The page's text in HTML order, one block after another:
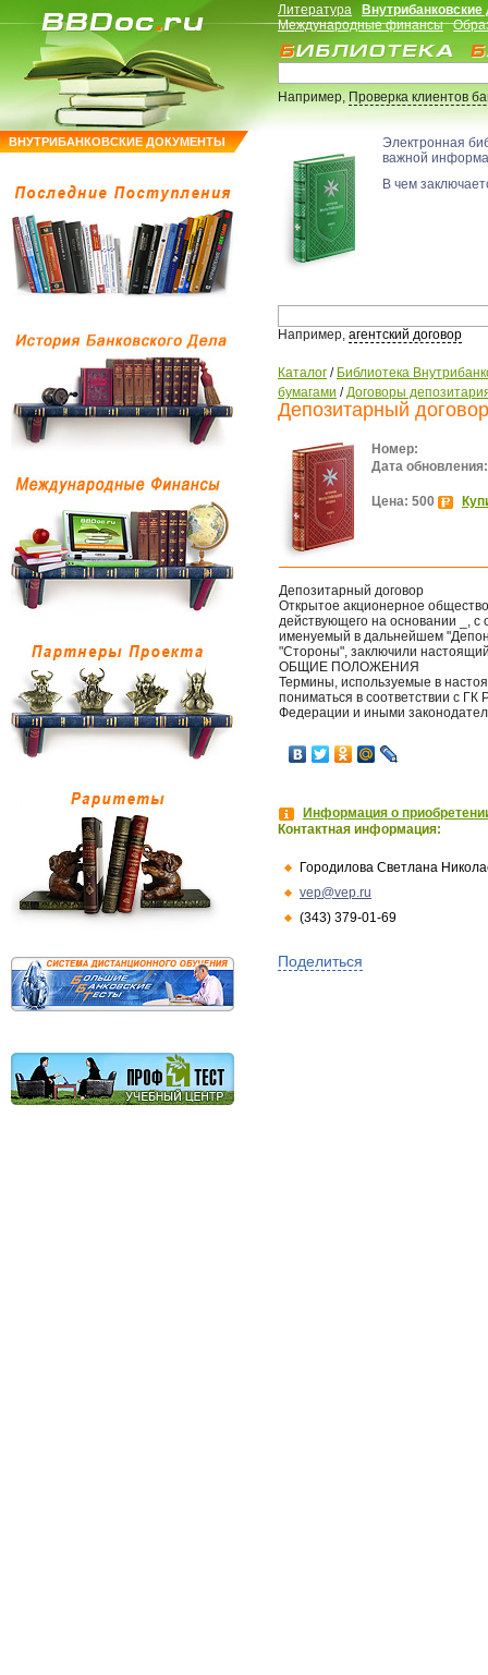
ВНУТРИБАНКОВСКИЕ ДОКУМЕНТЫ
Литература
Международные финансы
Например,Проверка клиентов
Электронная
важной
В чем
Например, агентский договор
Каталог / Библиотека
бумагами /Договоры
Депозитарный договор
Номер:
Дата обновления:
Цена: 500
Депозитарный договор
Открытое акционерное
действующего на основании _,
именуемый в дальнейшем
"Стороны", заключили
ОБЩИЕ ПОЛОЖЕНИЯ
Термины, используемые в
пониматься в соответствии с
Федерации и иными
Информация о
Контактная информация:
Городилова Светлана
vep@vep.ru
(343) 379-01-69
Поделиться